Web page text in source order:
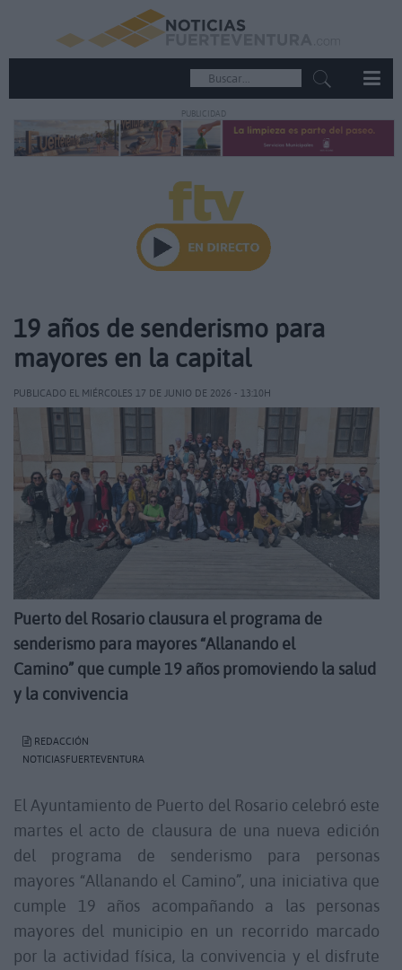
PUBLICIDAD
19 años de senderismo para
mayores en la capital
PUBLICADO EL MIÉRCOLES 17 DE JUNIO DE 2026 - 13:10H
Puerto del Rosario clausura el programa de
senderismo para mayores “Allanando el
Camino” que cumple 19 años promoviendo la salud
y la convivencia
REDACCIÓN
NOTICIASFUERTEVENTURA
El Ayuntamiento de Puerto del Rosario celebró este
martes el acto de clausura de una nueva edición
del programa de senderismo para personas
mayores “Allanando el Camino”, una iniciativa que
cumple 19 años acompañando a las personas
mayores del municipio en un recorrido marcado
por la actividad física, la convivencia y el disfrute